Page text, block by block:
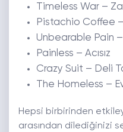
Timeless War –
Pistachio Coffee –
Unbearable Pain –
Painless – Acısız
Crazy Suit – Deli
The Homeless –
Hepsi birbirinden
arasından dilediğinizi